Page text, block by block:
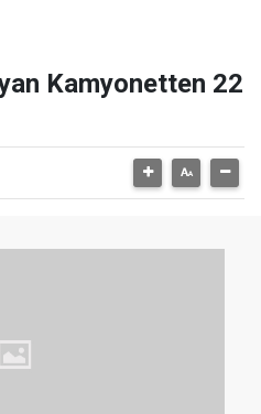
Kamyonetten 22